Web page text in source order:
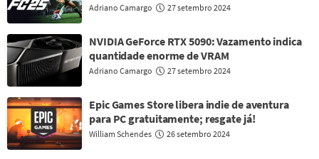
Adriano Camargo 27 setembro 2024
NVIDIA GeForce RTX 5090: Vazamento indica
quantidade enorme de VRAM
Adriano Camargo 27 setembro 2024
Epic Games Store libera indie de aventura
para PC gratuitamente; resgate já!
William Schendes 26 setembro 2024